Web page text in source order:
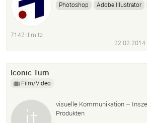
Photoshop Adobe Illustrator
Kommunikationsgrafik
7142 Illmitz
22.02.2014
Iconic Turn
Film/Video
visuelle Kommunikation –
Produkten